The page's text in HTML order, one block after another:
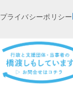
プライバシーポリシー